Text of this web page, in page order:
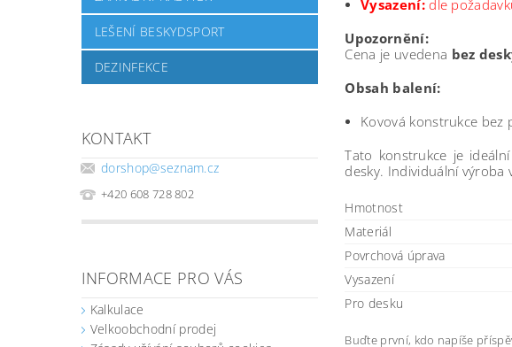
LEŠENÍ BESKYDSPORT
DEZINFEKCE
KONTAKT
dorshop@seznam.cz
+420 608 728 802
INFORMACE PRO VÁS
Kalkulace
Velkoobchodní prodej
Vysazení:dle
Upozornění:
Cena je uvedena bez
Obsah balení:
Kovová konstrukce bez
Tato konstrukce je
desky. Individuální
Hmotnost
Materiál
Povrchová úprava
Vysazení
Pro desku
Buďte první, kdo napíše